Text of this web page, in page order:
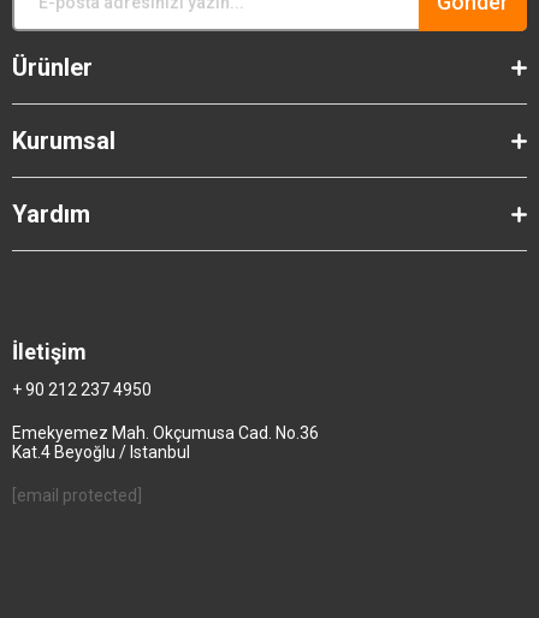
Ürünler
Kurumsal
Yardım
İletişim
+ 90 212 237 4950
Emekyemez Mah. Okçumusa Cad. No.36
Kat.4 Beyoğlu / Istanbul
[email protected]